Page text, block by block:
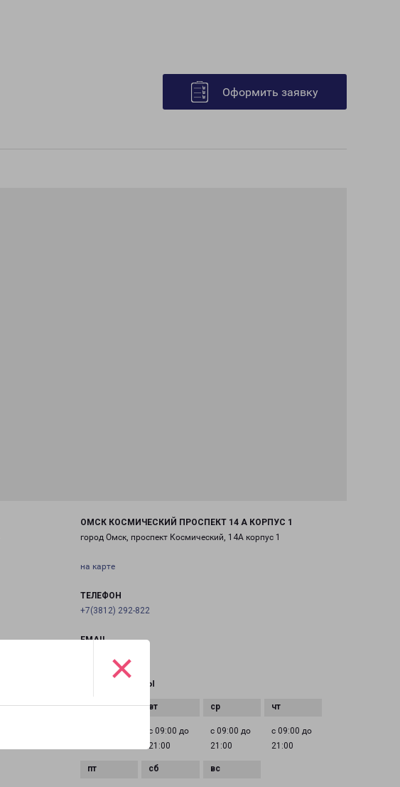
×
Оформить заявку
ОМСК КОСМИЧЕСКИЙ ПРОСПЕКТ 14 А КОРПУС 1
город Омск, проспект Космический, 14А корпус 1
на карте
ТЕЛЕФОН
+7(3812) 292-822
EMAIL
ГРАФИК РАБОТЫ
с 09:00 до
21:00
с 09:00 до
21:00
с 09:00 до
21:00